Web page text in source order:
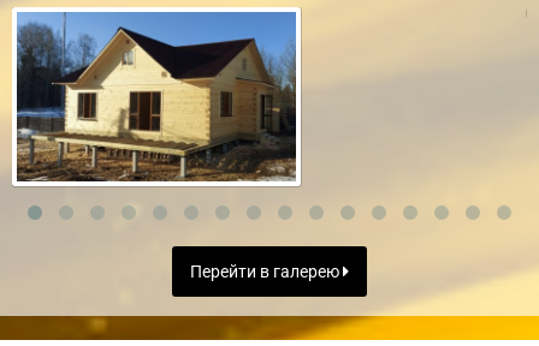
Перейти в галерею